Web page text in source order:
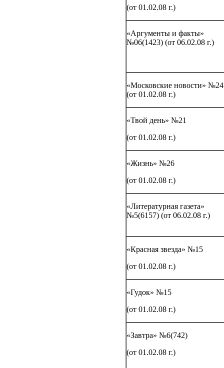
(от 01.02.08 г.)
«Аргументы и факты»
№06(1423) (от 06.02.08 г.)
«Московские новости» №24
(от 01.02.08 г.)
«Твой день» №21
(от 01.02.08 г.)
«Жизнь» №26
(от 01.02.08 г.)
«Литературная газета»
№5(6157) (от 06.02.08 г.)
«Красная звезда» №15
(от 01.02.08 г.)
«Гудок» №15
(от 01.02.08 г.)
«Завтра» №6(742)
(от 01.02.08 г.)